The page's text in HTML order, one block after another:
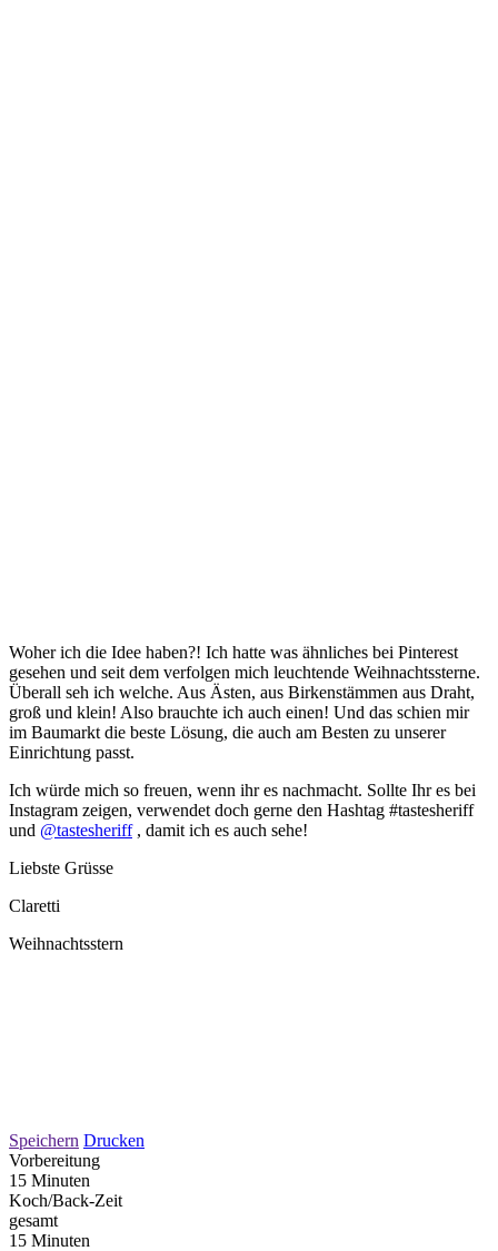
Woher ich die Idee haben?! Ich hatte was ähnliches bei Pinterest
gesehen und seit dem verfolgen mich leuchtende Weihnachtssterne.
Überall seh ich welche. Aus Ästen, aus Birkenstämmen aus Draht,
groß und klein! Also brauchte ich auch einen! Und das schien mir
im Baumarkt die beste Lösung, die auch am Besten zu unserer
Einrichtung passt.
Ich würde mich so freuen, wenn ihr es nachmacht. Sollte Ihr es bei
Instagram zeigen, verwendet doch gerne den Hashtag #tastesheriff
und @tastesheriff, damit ich es auch sehe!
Liebste Grüsse
Claretti
Weihnachtsstern
Speichern Drucken
Vorbereitung
15 Minuten
Koch/Back-Zeit
gesamt
15 Minuten